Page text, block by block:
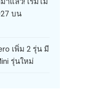
บน
เพิ่ม 2 รุ่น มี
รุ่นใหม่